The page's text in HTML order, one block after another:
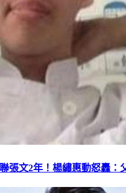
張文2年！楊繡惠動怒轟：